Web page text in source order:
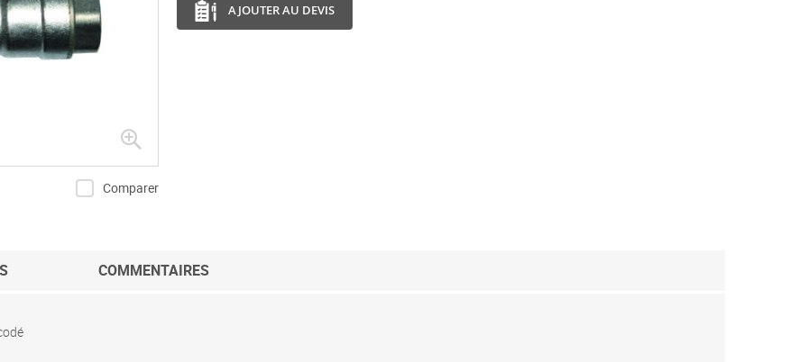
Comparer
AJOUTER AU DEVIS
COMMENTAIRES